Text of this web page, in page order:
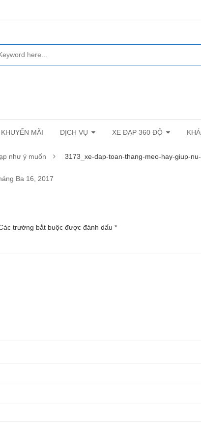
KHUYẾN MÃI DỊCH VỤ XE ĐẠP 360 ĐỘ
như ý muốn 3173_xe-dap-toan-thang-meo-hay-giup-
Ba 16, 2017
trường bắt buộc được đánh dấu *